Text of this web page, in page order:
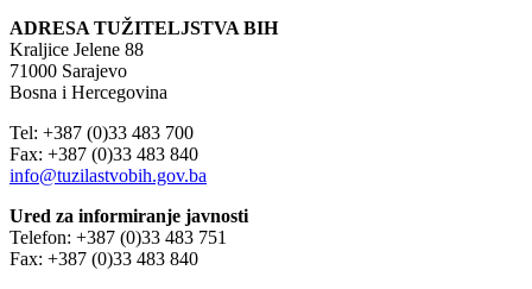
ADRESA TUŽITELJSTVA BIH
Kraljice Jelene 88
71000 Sarajevo
Bosna i Hercegovina
Tel: +387 (0)33 483 700
Fax: +387 (0)33 483 840
info@tuzilastvobih.gov.ba
Ured za informiranje javnosti
Telefon: +387 (0)33 483 751
Fax: +387 (0)33 483 840